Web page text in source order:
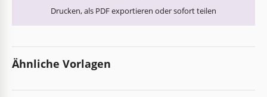
Drucken, als PDF exportieren oder sofort teilen
Ähnliche Vorlagen